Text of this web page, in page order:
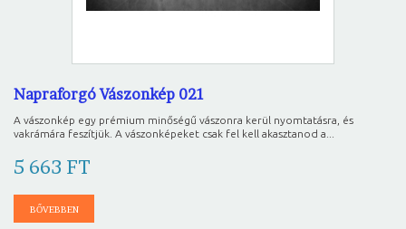
Napraforgó Vászonkép 021
A vászonkép egy prémium minőségű vászonra kerül nyomtatásra, és
vakrámára feszítjük. A vászonképeket csak fel kell akasztanod a...
5 663 FT
BŐVEBBEN